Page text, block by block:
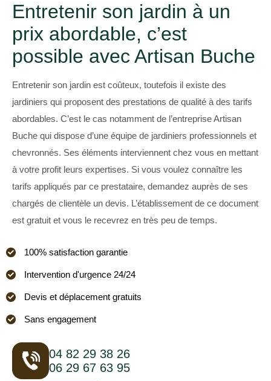
Entretenir son jardin à un
prix abordable, c’est
possible avec Artisan Buche
Entretenir son jardin est coûteux, toutefois il existe des
jardiniers qui proposent des prestations de qualité à des tarifs
abordables. C’est le cas notamment de l’entreprise Artisan
Buche qui dispose d’une équipe de jardiniers professionnels et
chevronnés. Ses éléments interviennent chez vous en mettant
à votre profit leurs expertises. Si vous voulez connaître les
tarifs appliqués par ce prestataire, demandez auprès de ses
chargés de clientèle un devis. L’établissement de ce document
est gratuit et vous le recevrez en très peu de temps.
100% satisfaction garantie
Intervention d'urgence 24/24
Devis et déplacement gratuits
Sans engagement
04 82 29 38 26
06 29 67 63 95